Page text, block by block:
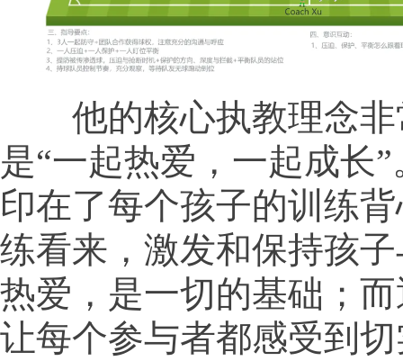
他的核心执教理念非
是“一起热爱，一起成长
印在了每个孩子的训练
练看来，激发和保持孩
热爱，是一切的基础；
让每个参与者都感受到